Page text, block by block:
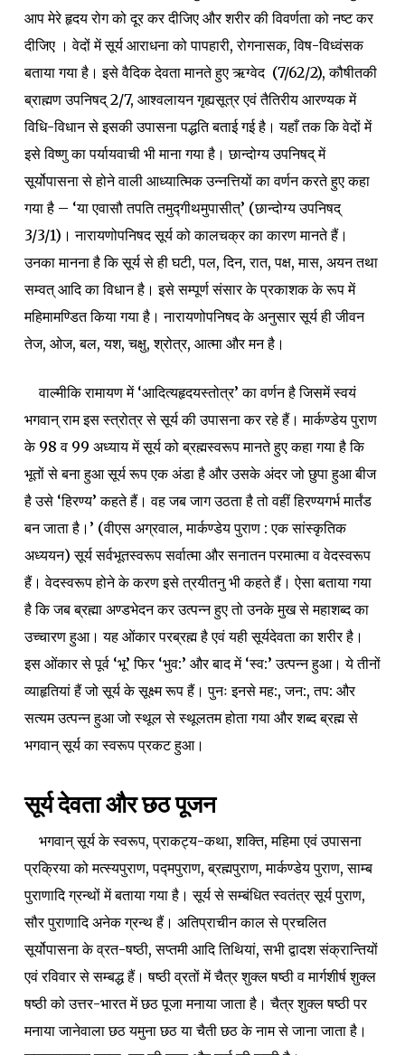
आप मेरे हृदय रोग को दूर कर दीजिए और शरीर की विवर्णता को नष्ट कर
दीजिए । वेदों में सूर्य आराधना को पापहारी, रोगनासक, विष-विध्वंसक
बताया गया है। इसे वैदिक देवता मानते हुए ऋग्वेद (7/62/2), कौषीतकी
ब्राह्मण उपनिषद् 2/7, आश्वलायन गृह्यसूत्र एवं तैतिरीय आरण्यक में
विधि-विधान से इसकी उपासना पद्धति बताई गई है। यहाँ तक कि वेदों में
इसे विष्णु का पर्यायवाची भी माना गया है। छान्दोग्य उपनिषद् में
सूर्योपासना से होने वाली आध्यात्मिक उन्नत्तियों का वर्णन करते हुए कहा
गया है – ‘या एवासौ तपति तमुद्गीथमुपासीत्’ (छान्दोग्य उपनिषद्
3/3/1)। नारायणोपनिषद सूर्य को कालचक्र का कारण मानते हैं।
उनका मानना है कि सूर्य से ही घटी, पल, दिन, रात, पक्ष, मास, अयन तथा
सम्वत् आदि का विधान है। इसे सम्पूर्ण संसार के प्रकाशक के रूप में
महिमामण्डित किया गया है। नारायणोपनिषद के अनुसार सूर्य ही जीवन
तेज, ओज, बल, यश, चक्षु, श्रोत्र, आत्मा और मन है।
वाल्मीकि रामायण में ‘आदित्यहृदयस्तोत्र’ का वर्णन है जिसमें स्वयं
भगवान् राम इस स्त्रोत्र से सूर्य की उपासना कर रहे हैं। मार्कण्डेय पुराण
के 98 व 99 अध्याय में सूर्य को ब्रह्मस्वरूप मानते हुए कहा गया है कि
भूतों से बना हुआ सूर्य रूप एक अंडा है और उसके अंदर जो छुपा हुआ बीज
है उसे ‘हिरण्य’ कहते हैं। वह जब जाग उठता है तो वहीं हिरण्यगर्भ मार्तंड
बन जाता है।’ (वीएस अग्रवाल, मार्कण्डेय पुराण : एक सांस्कृतिक
अध्ययन) सूर्य सर्वभूतस्वरूप सर्वात्मा और सनातन परमात्मा व वेदस्वरूप
हैं। वेदस्वरूप होने के करण इसे त्रयीतनु भी कहते हैं। ऐसा बताया गया
है कि जब ब्रह्मा अण्डभेदन कर उत्पन्न हुए तो उनके मुख से महाशब्द का
उच्चारण हुआ। यह ओंकार परब्रह्म है एवं यही सूर्यदेवता का शरीर है।
इस ओंकार से पूर्व ‘भू’ फिर ‘भुव:’ और बाद में ‘स्व:’ उत्पन्न हुआ। ये तीनों
व्याहृतियां हैं जो सूर्य के सूक्ष्म रूप हैं। पुनः इनसे मह:, जन:, तप: और
सत्यम उत्पन्न हुआ जो स्थूल से स्थूलतम होता गया और शब्द ब्रह्म से
भगवान् सूर्य का स्वरूप प्रकट हुआ।
सूर्य देवता और छठ पूजन
भगवान् सूर्य के स्वरूप, प्राकट्य-कथा, शक्ति, महिमा एवं उपासना
प्रक्रिया को मत्स्यपुराण, पद्मपुराण, ब्रह्मपुराण, मार्कण्डेय पुराण, साम्ब
पुराणादि ग्रन्थों में बताया गया है। सूर्य से सम्बंधित स्वतंत्र सूर्य पुराण,
सौर पुराणादि अनेक ग्रन्थ हैं। अतिप्राचीन काल से प्रचलित
सूर्योपासना के व्रत-षष्ठी, सप्तमी आदि तिथियां, सभी द्वादश संक्रान्तियों
एवं रविवार से सम्बद्ध हैं। षष्ठी व्रतों में चैत्र शुक्ल षष्ठी व मार्गशीर्ष शुक्ल
षष्ठी को उत्तर-भारत में छठ पूजा मनाया जाता है। चैत्र शुक्ल षष्ठी पर
मनाया जानेवाला छठ यमुना छठ या चैती छठ के नाम से जाना जाता है।